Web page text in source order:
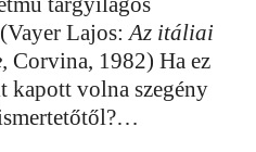
Lajos:Az itáliai
Corvina, 1982) Ha ez
kapott volna szegény